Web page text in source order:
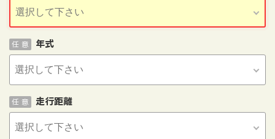
年式
任 意
走行距離
任 意